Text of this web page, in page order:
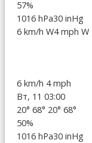
57%
1016 hPa30 inHg
6 km/h W4 mph W
6 km/h 4 mph
Вт, 11 03:00
20° 68° 20° 68°
50%
1016 hPa30 inHg